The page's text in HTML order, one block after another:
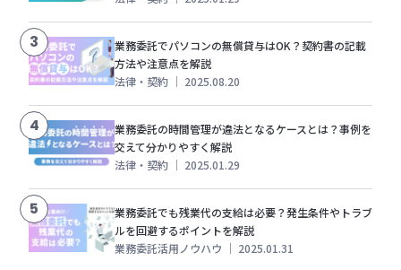
3
業務委託でパソコンの無償貸与はOK？契約書の記載
方法や注意点を解説
法律・契約 ｜ 2025.08.20
4
業務委託の時間管理が違法となるケースとは？事例を
交えて分かりやすく解説
法律・契約 ｜ 2025.01.29
5
業務委託でも残業代の支給は必要？発生条件やトラブ
ルを回避するポイントを解説
業務委託活用ノウハウ ｜ 2025.01.31